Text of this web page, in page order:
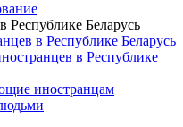
Республике Беларусь
в Республике Беларусь
в Республике
иностранцам